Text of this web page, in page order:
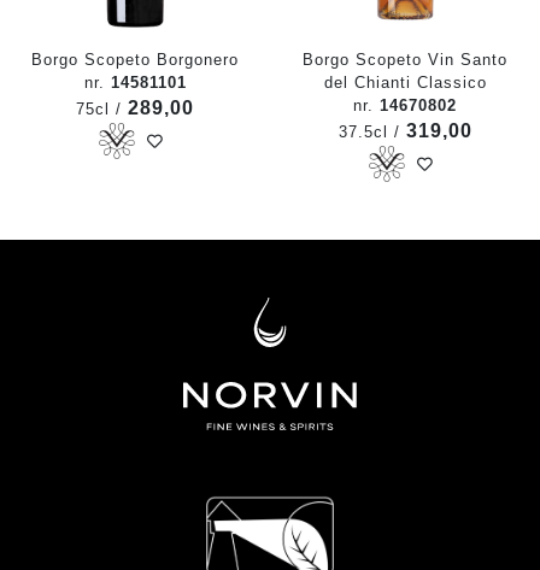
Borgo Scopeto Borgonero
nr. 14581101
75cl / 289,00
Borgo Scopeto Vin Santo
del Chianti Classico
nr. 14670802
37.5cl / 319,00